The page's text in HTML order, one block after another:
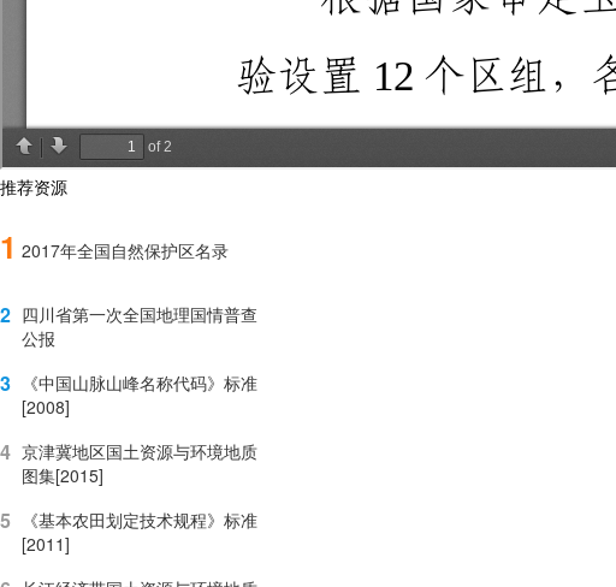
推荐资源
1 2017年全国自然保护区名录
2 四川省第一次全国地理国情普查
公报
3
《中国山脉山峰名称代码》标准
[2008]
4 京津冀地区国土资源与环境地质
图集[2015]
5
《基本农田划定技术规程》标准
[2011]